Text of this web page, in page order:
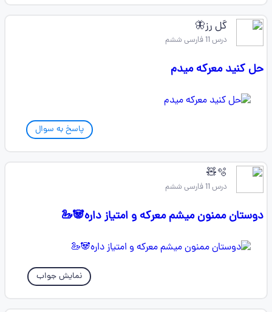
گل رز🦋
درس 11 فارسی ششم
حل کنید معرکه میدم
پاسخ به سوال
🫧🧸
درس 11 فارسی ششم
دوستان ممنون میشم معرکه و امتیاز داره🐼🦢
نمایش جواب